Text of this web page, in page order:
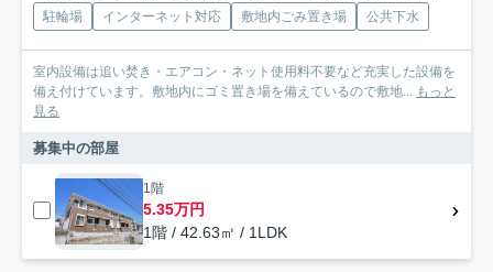
駐輪場 インターネット対応 敷地内ごみ置き場 公共下水
室内設備は追い焚き・エアコン・ネット使用料不要など充実した設備を
備え付けています。敷地内にゴミ置き場を備えているので敷地...
もっと
見る
募集中の部屋
1階
5.35万円
1階 / 42.63㎡ / 1LDK